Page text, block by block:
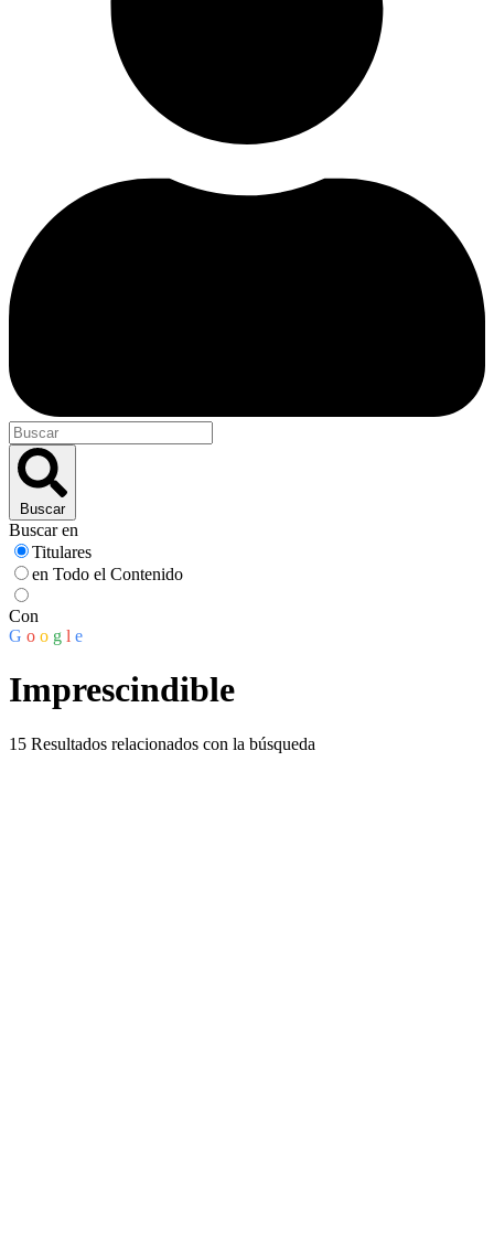
Buscar
Buscar en
Titulares
en Todo el Contenido
Con
G o o g l e
Imprescindible
15 Resultados relacionados con la búsqueda